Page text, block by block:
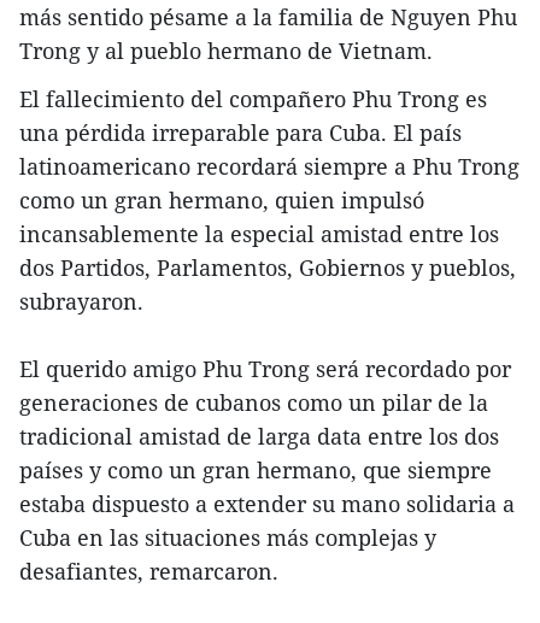
más sentido pésame a la familia de Nguyen Phu
Trong y al pueblo hermano de Vietnam.
El fallecimiento del compañero Phu Trong es
una pérdida irreparable para Cuba. El país
latinoamericano recordará siempre a Phu Trong
como un gran hermano, quien impulsó
incansablemente la especial amistad entre los
dos Partidos, Parlamentos, Gobiernos y pueblos,
subrayaron.
El querido amigo Phu Trong será recordado por
generaciones de cubanos como un pilar de la
tradicional amistad de larga data entre los dos
países y como un gran hermano, que siempre
estaba dispuesto a extender su mano solidaria a
Cuba en las situaciones más complejas y
desafiantes, remarcaron.